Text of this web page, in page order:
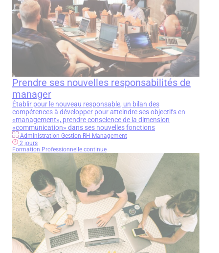
Prendre ses nouvelles responsabilités de
manager
Établir pour le nouveau responsable, un bilan des
compétences à développer pour atteindre ses objectifs en
«management», prendre conscience de la dimension
«communication» dans ses nouvelles fonctions
Administration Gestion RH Management
2 jours
Formation Professionnelle continue